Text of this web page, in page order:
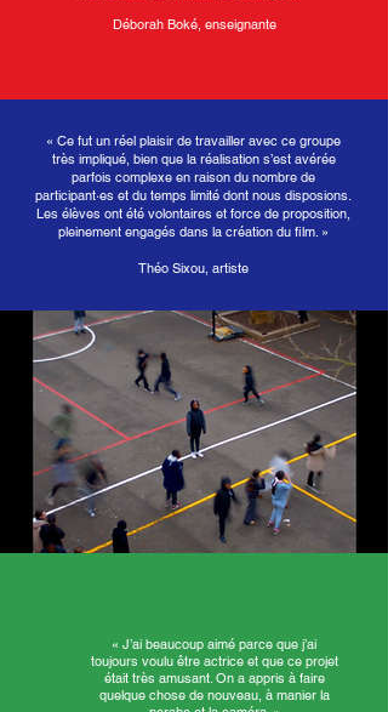
Déborah Boké, enseignante
« Ce fut un réel plaisir de travailler avec ce groupe
très impliqué, bien que la réalisation s’est avérée
parfois complexe en raison du nombre de
participant·es et du temps limité dont nous disposions.
Les élèves ont été volontaires et force de proposition,
pleinement engagés dans la création du film. »
Théo Sixou, artiste
« J’ai beaucoup aimé parce que j’ai
toujours voulu être actrice et que ce projet
était très amusant. On a appris à faire
quelque chose de nouveau, à manier la